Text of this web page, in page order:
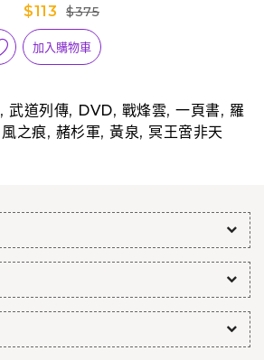
$113
$375
加入購物車
, 武道列傳, DVD, 戰烽雲, 一頁書, 羅
風之痕, 赭杉軍, 黃泉, 冥王啻非天